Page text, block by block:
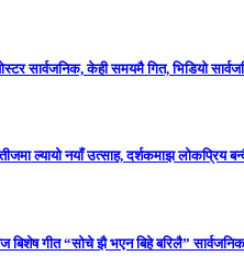
सार्वजनिक, केही समयमै गित, भिडियो
ल्यायो नयाँ उत्साह, दर्शकमाझ लोकप्रिय
बिशेष गीत “सोचे झै भएन बिहे बरिलै” सार्वजनिक